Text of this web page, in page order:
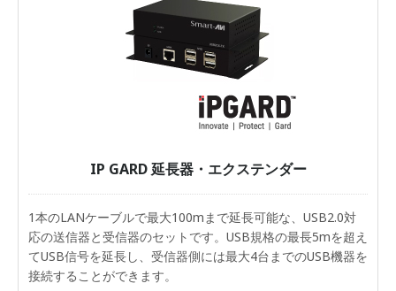
IP GARD 延長器・エクステンダー
1本のLANケーブルで最大100mまで延長可能な、USB2.0対
応の送信器と受信器のセットです。USB規格の最長5mを超え
てUSB信号を延長し、受信器側には最大4台までのUSB機器を
接続することができます。